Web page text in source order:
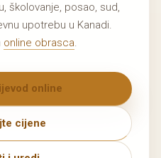
školovanje, posao, sud,
upotrebu u Kanadi.
online obrasca.
online
cijene